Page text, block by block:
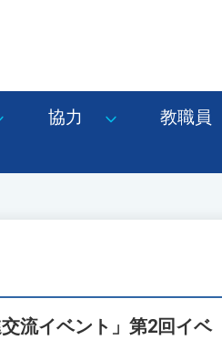
協力 教職員
流イベント」第2回イベ